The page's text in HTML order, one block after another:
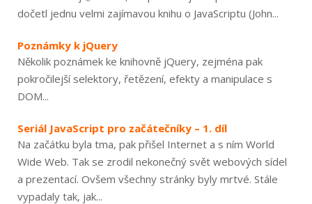
dočetl jednu velmi zajímavou knihu o JavaScriptu (John...
Poznámky k jQuery
Několik poznámek ke knihovně jQuery, zejména pak
pokročilejší selektory, řetězení, efekty a manipulace s
DOM...
Seriál JavaScript pro začátečníky – 1. díl
Na začátku byla tma, pak přišel Internet a s ním World
Wide Web. Tak se zrodil nekonečný svět webových sídel
a prezentací. Ovšem všechny stránky byly mrtvé. Stále
vypadaly tak, jak...